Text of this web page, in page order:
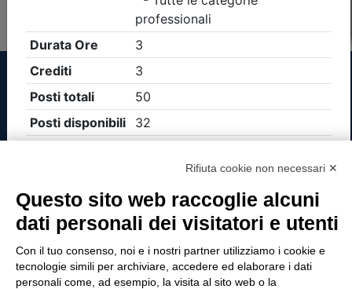
Tinexta Visura SpA
Società con Socio Unico
Società soggetta alla direzione e coordinamento
P.IVA 05338771008 REA n. 877679
Rifiuta cookie non necessari ✕
Questo sito web raccoglie alcuni
dati personali dei visitatori e utenti
Con il tuo consenso, noi e i nostri partner utilizziamo i cookie e
tecnologie simili per archiviare, accedere ed elaborare i dati
personali come, ad esempio, la visita al sito web o la